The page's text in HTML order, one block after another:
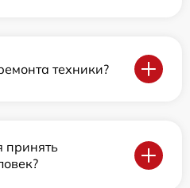
техники?
принять